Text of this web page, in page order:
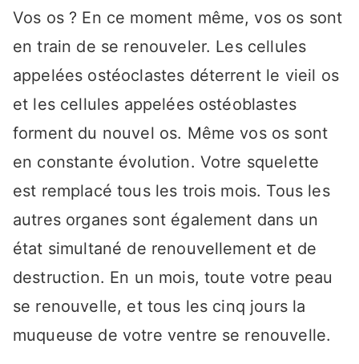
Vos os ? En ce moment même, vos os sont
en train de se renouveler. Les cellules
appelées ostéoclastes déterrent le vieil os
et les cellules appelées ostéoblastes
forment du nouvel os. Même vos os sont
en constante évolution. Votre squelette
est remplacé tous les trois mois. Tous les
autres organes sont également dans un
état simultané de renouvellement et de
destruction. En un mois, toute votre peau
se renouvelle, et tous les cinq jours la
muqueuse de votre ventre se renouvelle.